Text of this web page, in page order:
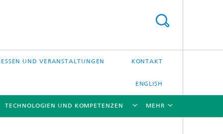
UND VERANSTALTUNGEN KONTAKT
ENGLISH
TECHNOLOGIEN UND KOMPETENZEN MEHR